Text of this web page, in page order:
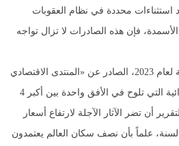
استثناءات محددة في نظام العقوبات
فإن هذه الصادرات لا تزال تواجه
ويصنف تقرير المخاطر العالمية لعام 2023، الصادر عن «المنتدى الاقتصادي
العالمي»، أزمة الإمدادات الغذائية التي تلوح في الأفق واحدة بين أكبر 4
أن تضر الآثار الآجلة لارتفاع أسعار
السنة، علماً بأن نصف سكان العالم يعتمدون